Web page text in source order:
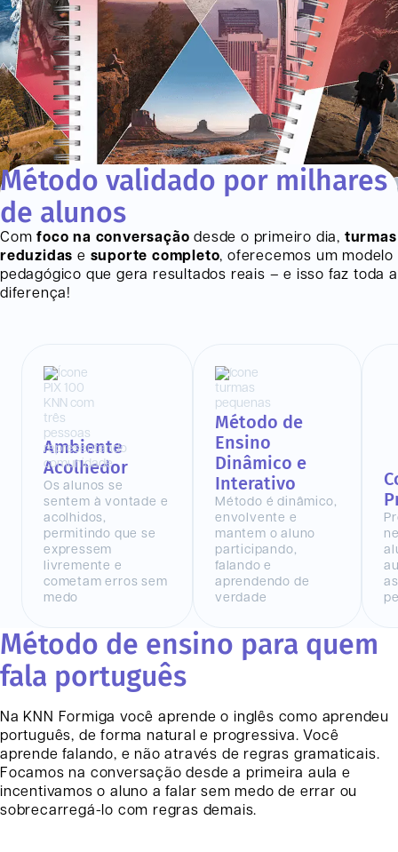
Método validado por milhares
de alunos
Comfoco na conversação desde o primeiro dia, turmas
reduzidas e suporte completo, oferecemos um modelo
pedagógico que gera resultados reais – e isso faz toda a
diferença!
Ambiente
Acolhedor
Os alunos se
sentem à vontade e
acolhidos,
permitindo que se
expressem
livremente e
cometam erros sem
medo
Método de
Ensino
Dinâmico e
Interativo
Método é dinâmico,
envolvente e
mantem o aluno
participando,
falando e
aprendendo de
verdade
Método de ensino para quem
fala português
Na KNN Formiga você aprende o inglês como aprendeu
português, de forma natural e progressiva. Você
aprende falando, e não através de regras gramaticais.
Focamos na conversação desde a primeira aula e
incentivamos o aluno a falar sem medo de errar ou
sobrecarregá-lo com regras demais.